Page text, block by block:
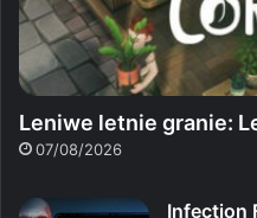
Leniwe letnie granie:
07/08/2026
Infection